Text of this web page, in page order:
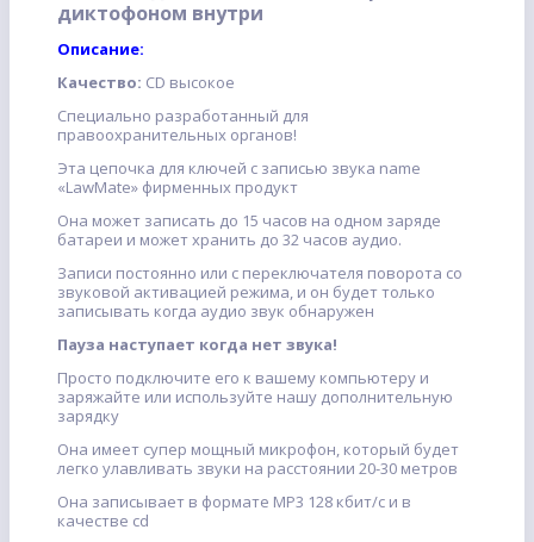
диктофоном внутри
Описание:
Качество: СD высокое
Специально разработанный для
правоохранительных органов!
Эта цепочка для ключей с записью звука name
«LawMate» фирменных продукт
Она может записать до 15 часов на одном заряде
батареи и может хранить до 32 часов аудио.
Записи постоянно или с переключателя поворота со
звуковой активацией режима, и он будет только
записывать когда аудио звук обнаружен
Пауза наступает когда нет звука!
Просто подключите его к вашему компьютеру и
заряжайте или используйте нашу дополнительную
зарядку
Она имеет супер мощный микрофон, который будет
легко улавливать звуки на расстоянии 20-30 метров
Она записывает в формате MP3 128 кбит/с и в
качестве cd